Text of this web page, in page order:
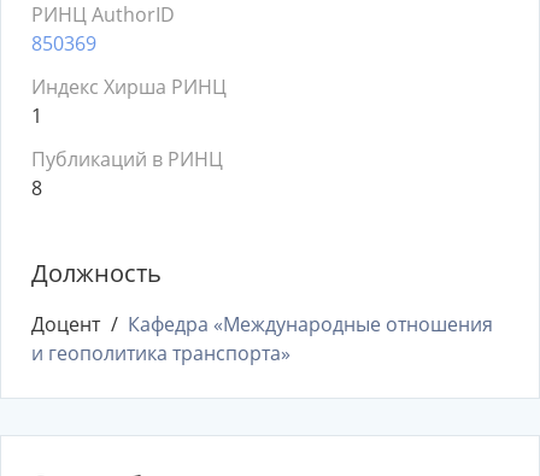
РИНЦ AuthorID
850369
Индекс Хирша РИНЦ
1
Публикаций в РИНЦ
8
Должность
Доцент
Кафедра «Международные отношения
и геополитика транспорта»